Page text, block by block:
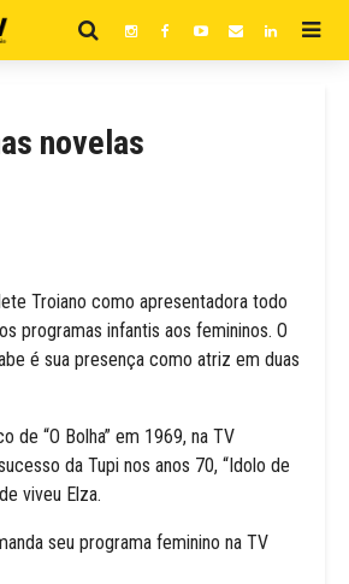
novelas
Troiano como apresentadora todo
programas infantis aos femininos. O
é sua presença como atriz em duas
de “O Bolha” em 1969, na TV
da Tupi nos anos 70, “Idolo de
viveu Elza.
seu programa feminino na TV